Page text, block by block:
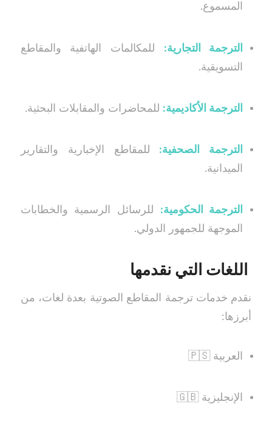
المسموع.
الترجمة التجارية: للمكالمات الهاتفية والمقاطع
التسويقية.
الترجمة الأكاديمية: للمحاضرات والمقابلات البحثية.
الترجمة الصحفية: للمقاطع الإخبارية والتقارير
الميدانية.
الترجمة الحكومية: للرسائل الرسمية والخطابات
الموجهة للجمهور الدولي.
اللغات التي نقدمها
نقدم خدمات ترجمة المقاطع الصوتية بعدة لغات، من
أبرزها:
العربية 🇵🇸
الإنجليزية 🇬🇧